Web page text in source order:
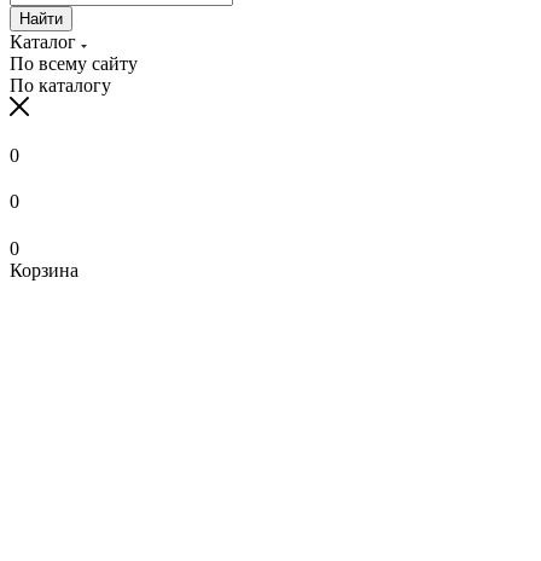
Найти
Каталог
По всему сайту
По каталогу
0
0
0
Корзина